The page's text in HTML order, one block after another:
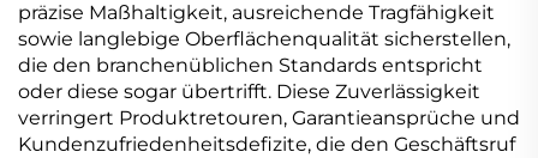
präzise Maßhaltigkeit, ausreichende Tragfähigkeit
sowie langlebige Oberflächenqualität sicherstellen,
die den branchenüblichen Standards entspricht
oder diese sogar übertrifft. Diese Zuverlässigkeit
verringert Produktretouren, Garantieansprüche und
Kundenzufriedenheitsdefizite, die den Geschäftsruf